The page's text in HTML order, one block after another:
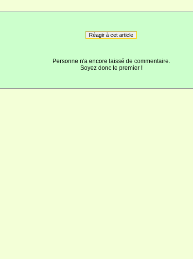
Réagir à cet article
Personne n'a encore laissé de commentaire.
Soyez donc le premier !